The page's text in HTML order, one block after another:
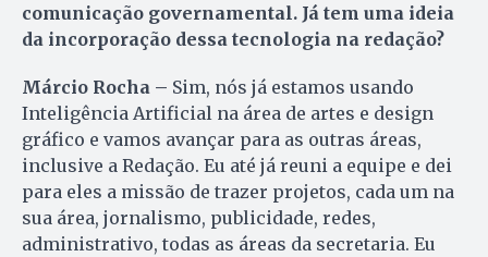
comunicação governamental. Já tem uma ideia
da incorporação dessa tecnologia na redação?
Márcio Rocha – Sim, nós já estamos usando
Inteligência Artificial na área de artes e design
gráfico e vamos avançar para as outras áreas,
inclusive a Redação. Eu até já reuni a equipe e dei
para eles a missão de trazer projetos, cada um na
sua área, jornalismo, publicidade, redes,
administrativo, todas as áreas da secretaria. Eu